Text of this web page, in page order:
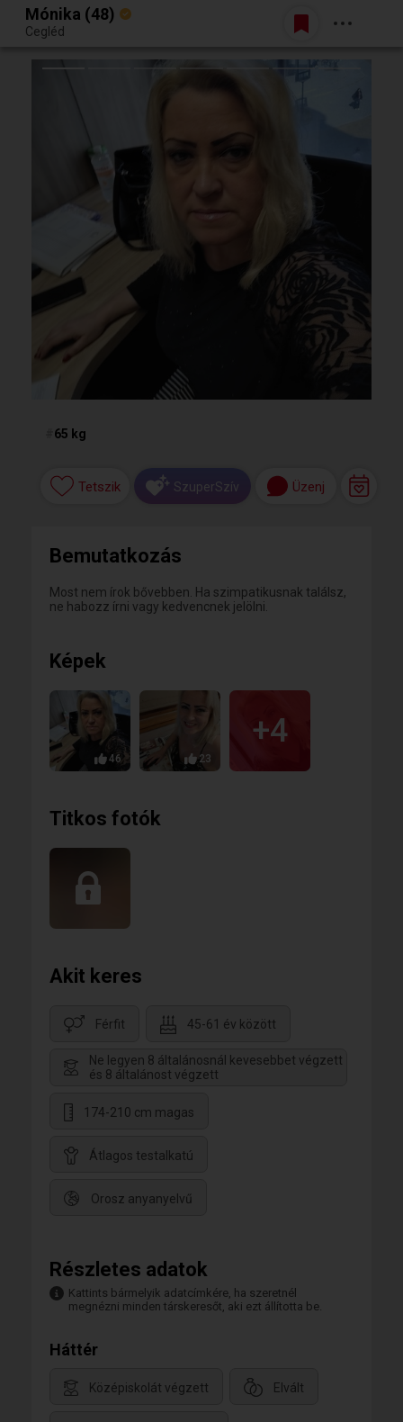
Egy jó randiból bármi lehet.
Belépés
Mónika (48)
Cegléd
65 kg
Tetszik SzuperSzív Üzenj
Bemutatkozás
Most nem írok bővebben. Ha szimpatikusnak találsz,
ne habozz írni vagy kedvencnek jelölni.
Képek
46 23
+4
Titkos fotók
Akit keres
Férfit 45-61 év között
Ne legyen 8 általánosnál kevesebbet végzett
és 8 általánost végzett
174-210 cm magas
Átlagos testalkatú
Orosz anyanyelvű
Részletes adatok
Kattints bármelyik adatcímkére, ha szeretnél
megnézni minden társkeresőt, aki ezt állította be.
Háttér
Középiskolát végzett Elvált